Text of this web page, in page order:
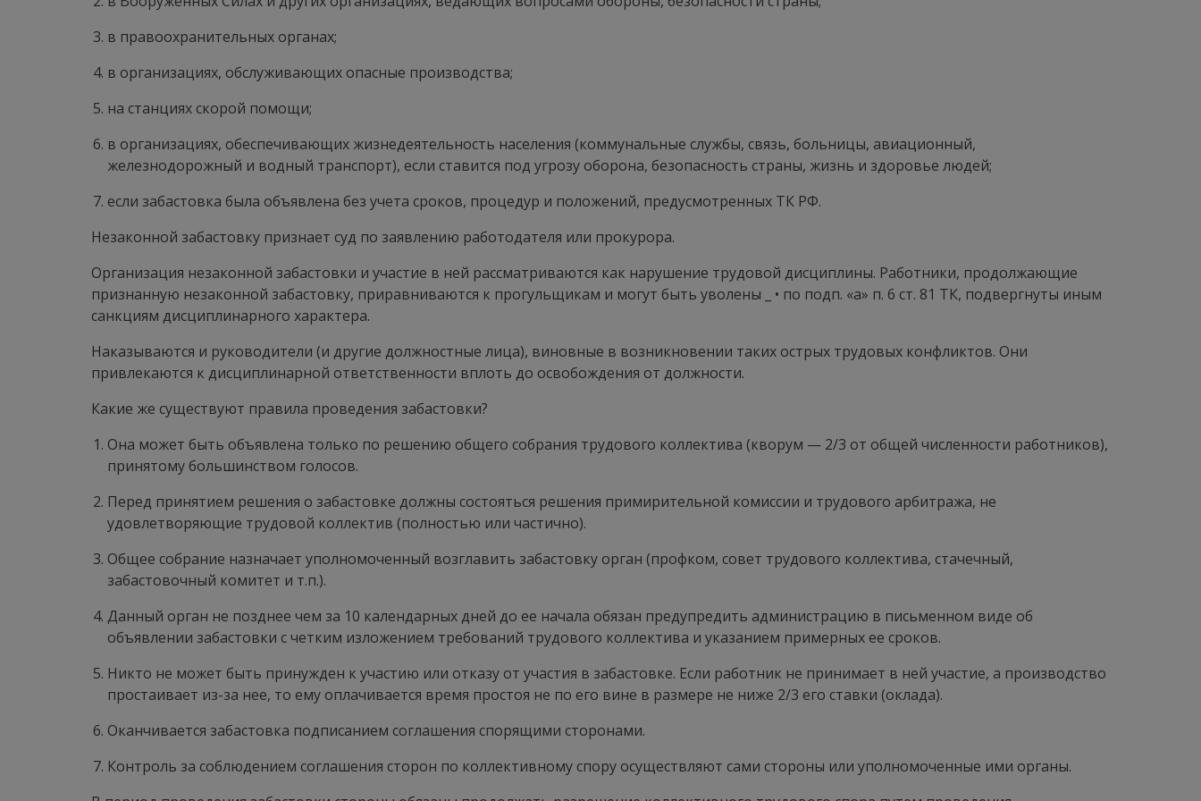
в правоохранительных органах;
в организациях, обслуживающих опасные производства;
на станциях скорой помощи;
в организациях, обеспечивающих жизнедеятельность населения (коммунальные службы, связь, больницы, авиационный,
железнодорожный и водный транспорт), если ставится под угрозу оборона, безопасность страны, жизнь и здоровье людей;
если забастовка была объявлена без учета сроков, процедур и положений, предусмотренных ТК РФ.
Незаконной забастовку признает суд по заявлению работодателя или прокурора.
Организация незаконной забастовки и участие в ней рассматриваются как нарушение трудовой дисциплины. Работники, продолжающие
признанную незаконной забастовку, приравниваются к прогульщикам и могут быть уволены _ • по подп. «а» п. 6 ст. 81 ТК, подвергнуты иным
санкциям дисциплинарного характера.
Наказываются и руководители (и другие должностные лица), виновные в возникновении таких острых трудовых конфликтов. Они
привлекаются к дисциплинарной ответственности вплоть до освобождения от должности.
Какие же существуют правила проведения забастовки?
Она может быть объявлена только по решению общего собрания трудового коллектива (кворум — 2/3 от общей численности работников),
принятому большинством голосов.
Перед принятием решения о забастовке должны состояться решения примирительной комиссии и трудового арбитража, не
удовлетворяющие трудовой коллектив (полностью или частично).
Общее собрание назначает уполномоченный возглавить забастовку орган (профком, совет трудового коллектива, стачечный,
забастовочный комитет и т.п.).
Данный орган не позднее чем за 10 календарных дней до ее начала обязан предупредить администрацию в письменном виде об
объявлении забастовки с четким изложением требований трудового коллектива и указанием примерных ее сроков.
Никто не может быть принужден к участию или отказу от участия в забастовке. Если работник не принимает в ней участие, а производство
простаивает из-за нее, то ему оплачивается время простоя не по его вине в размере не ниже 2/3 его ставки (оклада).
Оканчивается забастовка подписанием соглашения спорящими сторонами.
Контроль за соблюдением соглашения сторон по коллективному спору осуществляют сами стороны или уполномоченные ими органы.